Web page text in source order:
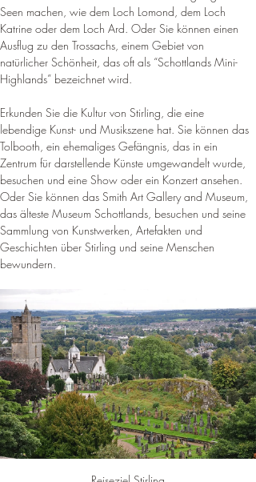
Seen machen, wie dem Loch Lomond, dem Loch
Katrine oder dem Loch Ard. Oder Sie können einen
Ausflug zu den Trossachs, einem Gebiet von
natürlicher Schönheit, das oft als “Schottlands Mini-
Highlands” bezeichnet wird.
Erkunden Sie die Kultur von Stirling, die eine
lebendige Kunst- und Musikszene hat. Sie können das
Tolbooth, ein ehemaliges Gefängnis, das in ein
Zentrum für darstellende Künste umgewandelt wurde,
besuchen und eine Show oder ein Konzert ansehen.
Oder Sie können das Smith Art Gallery and Museum,
das älteste Museum Schottlands, besuchen und seine
Sammlung von Kunstwerken, Artefakten und
Geschichten über Stirling und seine Menschen
bewundern.